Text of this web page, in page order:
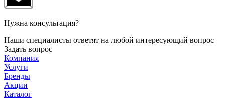
Нужна консультация?
Наши специалисты ответят на любой интересующий вопрос
Задать вопрос
Компания
Услуги
Бренды
Акции
Каталог